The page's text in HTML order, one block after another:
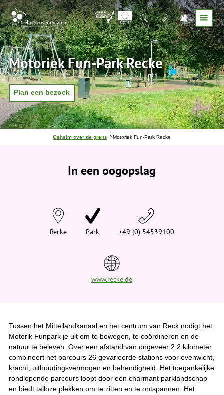
Motoriek Fun-Park Recke
Plan een bezoek
J
e
h
e
Geheim over de grens Motoriek Fun-Park Recke
In een oogopslag
Recke Park +49 (0) 54539100
www.recke.de
Tussen het Mittellandkanaal en het centrum van Reck nodigt het
Motorik Funpark je uit om te bewegen, te coördineren en de
natuur te beleven. Over een afstand van ongeveer 2,2 kilometer
combineert het parcours 26 gevarieerde stations voor evenwicht,
kracht, uithoudingsvermogen en behendigheid. Het toegankelijke
rondlopende parcours loopt door een charmant parklandschap
en biedt talloze plekken om te zitten en te ontspannen. Het